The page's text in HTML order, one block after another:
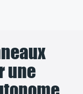
une